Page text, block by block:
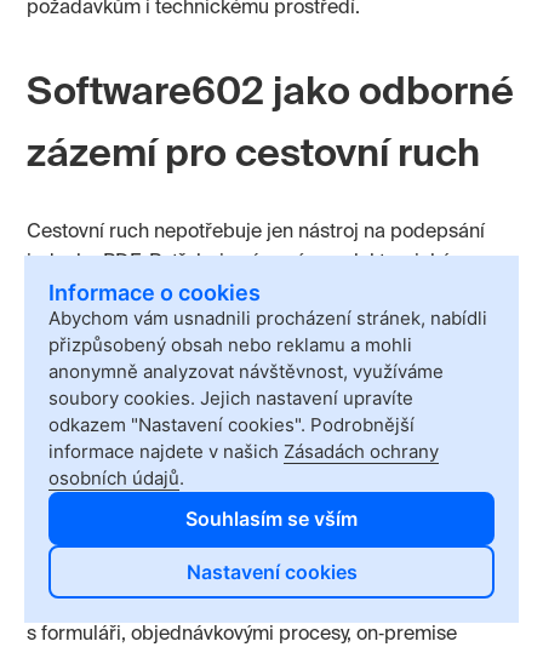
požadavkům i technickému prostředí.
Software602 jako odborné
zázemí pro cestovní ruch
Cestovní ruch nepotřebuje jen nástroj na podepsání
podpisy, formuláře, schvalování, datové schránky, HR
dokumenty, cestovní příkazy, reklamace, smlouvy,
dodavatelské podklady, archivaci, integrace
a dlouhodobou důvěryhodnost dokumentů.
V Software602 pomáháme firmám a úřadům zbavit se
papíru, zrychlit administrativu a dostat dokumenty do
řízeného digitálního toku. Aplikace Sofa pomáhá
s cloudovými procesy, schvalováním, podpisovým
workflow, datovými schránkami, HR agendou
a cestovními příkazy. Aplikace FormFlow pomáhá
s formuláři, objednávkovými procesy, on‑premise
Informace o cookies
Abychom vám usnadnili procházení stránek, nabídli
přizpůsobený obsah nebo reklamu a mohli
anonymně analyzovat návštěvnost, využíváme
soubory cookies. Jejich nastavení upravíte
odkazem "Nastavení cookies". Podrobnější
informace najdete v našich Zásadách ochrany
osobních údajů.
Souhlasím se vším
Nastavení cookies